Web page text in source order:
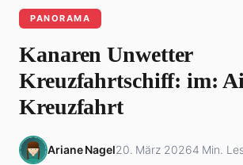
PANORAMA
Kanaren Unwetter
Kreuzfahrtschiff: im:
Kreuzfahrt
Ariane Nagel20. März 20264 Min.